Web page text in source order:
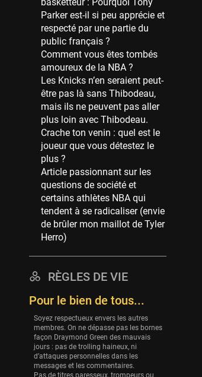
Jeux Olympiques
52 sessions
Atlanta Hawks
45 sessions
Chicago Bulls
41 sessions
Memphis Grizzlies
39 sessions
Cleveland Cavaliers
38 sessions
Orlando Magic
36 sessions
Euroleague
34 sessions
Charlotte Hornets
Houston Rockets
Washington Wizards
29 sessions
Portland Trail Blazers
27 sessions
Eurobasket
Parker est-il si peu apprécie et
respecté par une partie du
public français ?
Comment vous êtes tombés
amoureux de la NBA ?
Les Knicks n’en seraient peut-
être pas là sans Thibodeau,
mais ils ne peuvent pas aller
plus loin avec Thibodeau.
Crache ton venin : quel est le
joueur que vous détestez le
plus ?
Article passionnant sur les
questions de société et
certains athlètes NBA qui
tendent à se radicaliser (envie
de brûler mon maillot de Tyler
Herro)
RÈGLES DE VIE
Pour le bien de tous...
Soyez respectueux envers les autres
membres. On ne dépasse pas les bornes
façon Draymond Green des mauvais
jours : pas de trolling haineux, ni
d’attaques personnelles dans les
messages et les commentaires.
Pas de titres paresseux, trompeurs ou